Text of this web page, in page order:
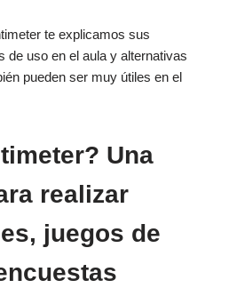
te explicamos sus
de uso en el aula y alternativas
pueden ser muy útiles en el
Una
realizar
juegos de